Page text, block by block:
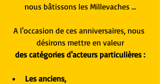
nous bâtissons les Millevaches ...
A l'occasion de ces anniversaires, nous
désirons mettre en valeur
des catégories d'acteurs particulières :
Les anciens,